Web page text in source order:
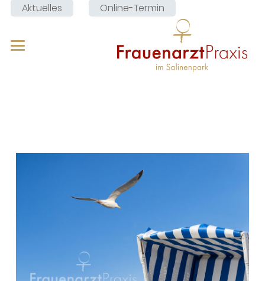
Aktuelles Online-Termin